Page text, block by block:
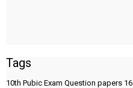
Tags
10th Pubic Exam Question papers 16